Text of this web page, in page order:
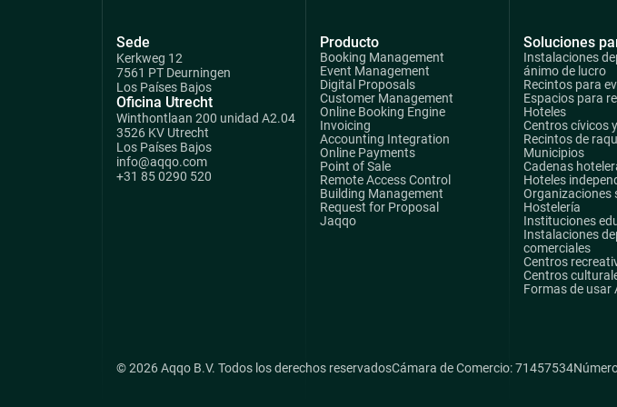
Sede
Kerkweg 12
7561 PT Deurningen
Los Países Bajos
Oficina Utrecht
Winthontlaan 200 unidad A2.04
3526 KV Utrecht
Los Países Bajos
info@aqqo.com
+31 85 0290 520
Producto
Booking Management
Event Management
Digital Proposals
Customer Management
Online Booking Engine
Invoicing
Accounting Integration
Online Payments
Point of Sale
Remote Access Control
Building Management
Request for Proposal
Jaqqo
Soluciones
Instalaciones
ánimo de lucro
Recintos para
Espacios para
Hoteles
Centros cívicos
Recintos de
Municipios
Cadenas
Hoteles
Organizaciones
Hostelería
Instituciones
Instalaciones
comerciales
Centros
Centros
Formas de usar
© 2026 Aqqo B.V. Todos los derechos reservadosCámara de Comercio: 71457534